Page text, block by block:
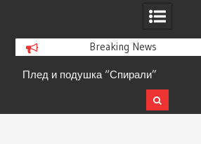
Breaking News
Плед и подушка “Спирали”